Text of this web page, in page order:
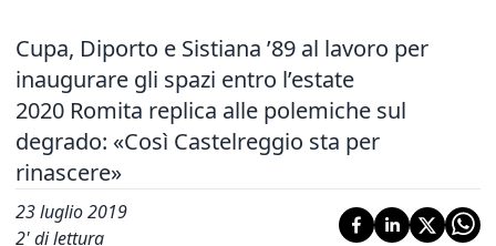
Cupa, Diporto e Sistiana ’89 al lavoro per
inaugurare gli spazi entro l’estate
2020 Romita replica alle polemiche sul
degrado: «Così Castelreggio sta per
rinascere»
23 luglio 2019
2' di lettura